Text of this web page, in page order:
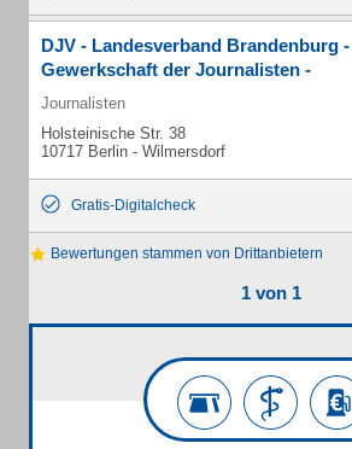
DJV - Landesverband Brandenburg -
Gewerkschaft der Journalisten -
Journalisten
Holsteinische Str. 38
10717 Berlin - Wilmersdorf
Gratis-Digitalcheck
Bewertungen stammen von Drittanbietern
1 von 1